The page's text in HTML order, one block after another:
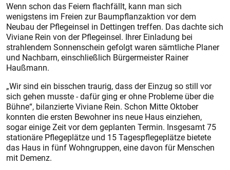
Wenn schon das Feiern flachfällt, kann man sich
wenigstens im Freien zur Baumpflanzaktion vor dem
Neubau der Pflegeinsel in Dettingen treffen. Das dachte sich
Viviane Rein von der Pflegeinsel. Ihrer Einladung bei
strahlendem Sonnenschein gefolgt waren sämtliche Planer
und Nachbarn, einschließlich Bürgermeister Rainer
Haußmann.
„Wir sind ein bisschen traurig, dass der Einzug so still vor
sich gehen musste - dafür ging er ohne Probleme über die
Bühne“, bilanzierte Viviane Rein. Schon ­Mitte Oktober
konnten die ersten Bewohner ins neue Haus ­einziehen,
sogar einige Zeit vor dem geplan­ten Termin. Insgesamt 75
stationäre Pflegeplätze und 15 Tagespflegeplätze bietete
das Haus in fünf Wohngruppen, eine davon für Menschen
mit Demenz.